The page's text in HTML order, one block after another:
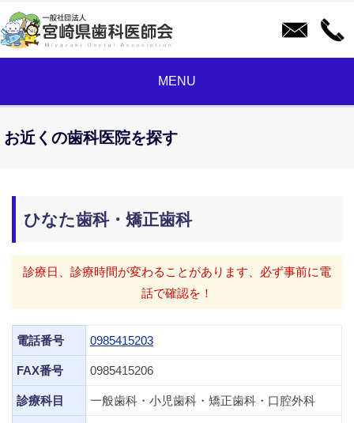
MENU
お近くの歯科医院を探す
ひなた歯科・矯正歯科
診療日、診療時間が変わることがあります、必ず事前に電
話で確認を！
電話番号 0985415203
FAX番号 0985415206
診療科目 一般歯科・小児歯科・矯正歯科・口腔外科